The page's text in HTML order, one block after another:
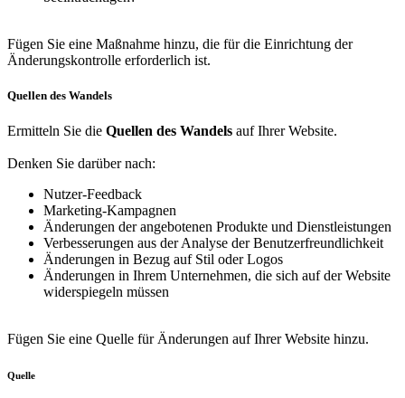
Fügen Sie eine Maßnahme hinzu, die für die Einrichtung der
Änderungskontrolle erforderlich ist.
Quellen des Wandels
Ermitteln Sie die Quellen des Wandels auf Ihrer Website.
Denken Sie darüber nach:
Nutzer-Feedback
Marketing-Kampagnen
Änderungen der angebotenen Produkte und Dienstleistungen
Verbesserungen aus der Analyse der Benutzerfreundlichkeit
Änderungen in Bezug auf Stil oder Logos
Änderungen in Ihrem Unternehmen, die sich auf der Website
widerspiegeln müssen
Fügen Sie eine Quelle für Änderungen auf Ihrer Website hinzu.
Quelle